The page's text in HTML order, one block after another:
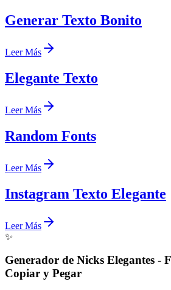
Generar Texto Bonito
Leer Más
Elegante Texto
Leer Más
Random Fonts
Leer Más
Instagram Texto Elegante
Leer Más
✨
Generador de Nicks Elegantes -
Copiar y Pegar